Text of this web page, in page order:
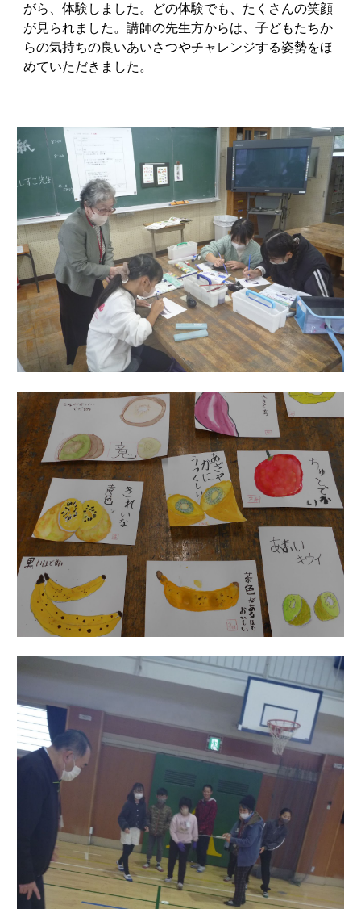
がら、体験しました。どの体験でも、たくさんの笑顔
が見られました。講師の先生方からは、子どもたちか
らの気持ちの良いあいさつやチャレンジする姿勢をほ
めていただきました。